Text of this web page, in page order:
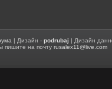
| Дизайн -podrubaj | Дизайн
пишите на почтуrusalex11@live.com